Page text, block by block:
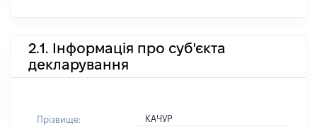
2.1. Інформація про суб'єкта
декларування
Прізвище: КАЧУР